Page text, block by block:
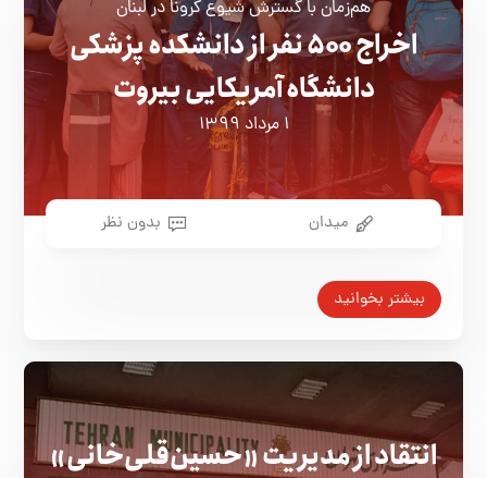
هم‌زمان با گسترش شیوع کرونا در لبنان
اخراج ۵۰۰ نفر از دانشکده پزشکی
دانشگاه آمریکایی بیروت
۱ مرداد ۱۳۹۹
میدان بدون نظر
بیشتر بخوانید
انتقاد از مدیریت «حسین‌قلی‌خانی»